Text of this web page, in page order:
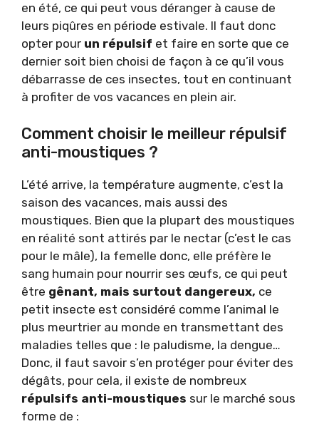
en été, ce qui peut vous déranger à cause de
leurs piqûres en période estivale. Il faut donc
opter pour un répulsif et faire en sorte que ce
dernier soit bien choisi de façon à ce qu’il vous
débarrasse de ces insectes, tout en continuant
à profiter de vos vacances en plein air.
Comment choisir le meilleur répulsif
anti-moustiques ?
L’été arrive, la température augmente, c’est la
saison des vacances, mais aussi des
moustiques. Bien que la plupart des moustiques
en réalité sont attirés par le nectar (c’est le cas
pour le mâle), la femelle donc, elle préfère le
sang humain pour nourrir ses œufs, ce qui peut
être gênant, mais surtout dangereux, ce
petit insecte est considéré comme l’animal le
plus meurtrier au monde en transmettant des
maladies telles que : le paludisme, la dengue…
Donc, il faut savoir s’en protéger pour éviter des
dégâts, pour cela, il existe de nombreux
répulsifs anti-moustiques sur le marché sous
forme de :